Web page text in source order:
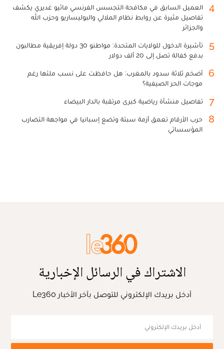
4
العميل السابق في مكافحة التجسس الفرنسي ماثيو غديري يكشف
تفاصيل مثيرة عن روابط نظام الملالي والبوليساريو وحزب الله
والجزائر
5
تأشيرة الدخول للولايات المتحدة: مواطنو 30 دولة إفريقية مطالبون
بدفع كفالة تصل إلى 20 ألف دولار
6
أضخم ثلاثة سدود بالمغرب: هل حافظت على نسب ملئها رغم
موجات الحر الصيفية؟
7 تفاصيل منشأة رياضية كبرى مرتقبة بالدار البيضاء
8
حرب الأرقام تعمق أزمة سبتة وتضع إسبانيا في مواجهة التضارب
المؤسساتي
الاشتراك في الرسائل الإخبارية
أدخل بريدك الإلكتروني للتوصل بآخر الأخبار Le360